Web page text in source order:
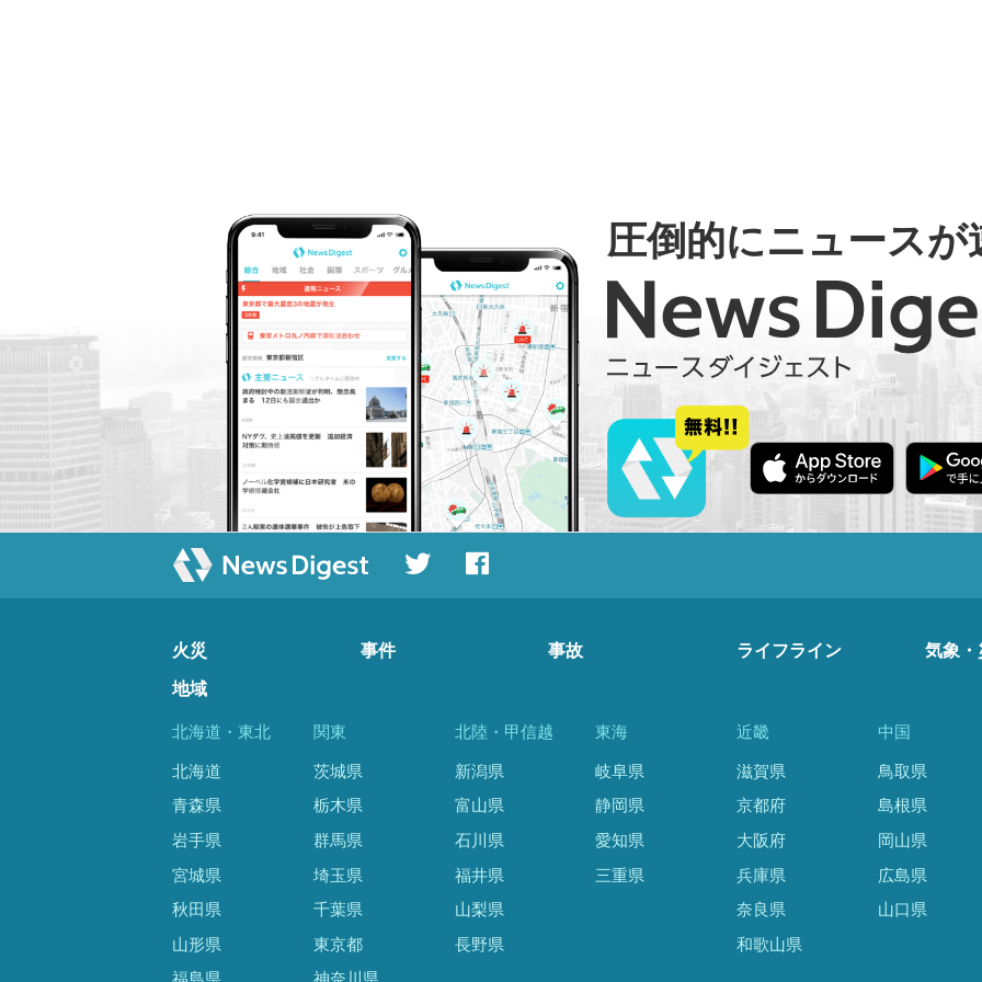
圧倒的にニュースが
火災 事件 事故 ライフライン 気象・
地域
北海道・東北
北海道
青森県
岩手県
宮城県
秋田県
山形県
関東
茨城県
栃木県
群馬県
埼玉県
千葉県
東京都
北陸・甲信越
新潟県
富山県
石川県
福井県
山梨県
長野県
東海
岐阜県
静岡県
愛知県
三重県
近畿
滋賀県
京都府
大阪府
兵庫県
奈良県
和歌山県
中国
鳥取県
島根県
岡山県
広島県
山口県